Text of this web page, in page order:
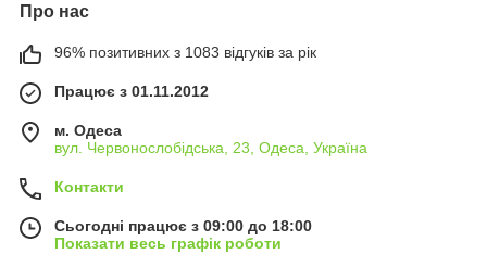
Про нас
96% позитивних з 1083 відгуків за рік
Працює з 01.11.2012
м. Одеса
вул. Червонослобідська, 23, Одеса, Україна
Контакти
Сьогодні працює з 09:00 до 18:00
Показати весь графік роботи